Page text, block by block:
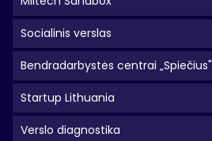
Socialinis verslas
Bendradarbystės centrai „Spiečius"
Startup Lithuania
Verslo diagnostika